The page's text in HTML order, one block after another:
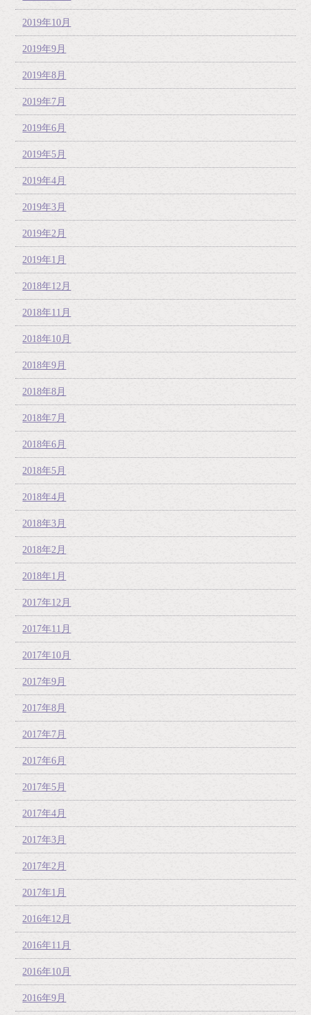
2019年10月
2019年9月
2019年8月
2019年7月
2019年6月
2019年5月
2019年4月
2019年3月
2019年2月
2019年1月
2018年12月
2018年11月
2018年10月
2018年9月
2018年8月
2018年7月
2018年6月
2018年5月
2018年4月
2018年3月
2018年2月
2018年1月
2017年12月
2017年11月
2017年10月
2017年9月
2017年8月
2017年7月
2017年6月
2017年5月
2017年4月
2017年3月
2017年2月
2017年1月
2016年12月
2016年11月
2016年10月
2016年9月